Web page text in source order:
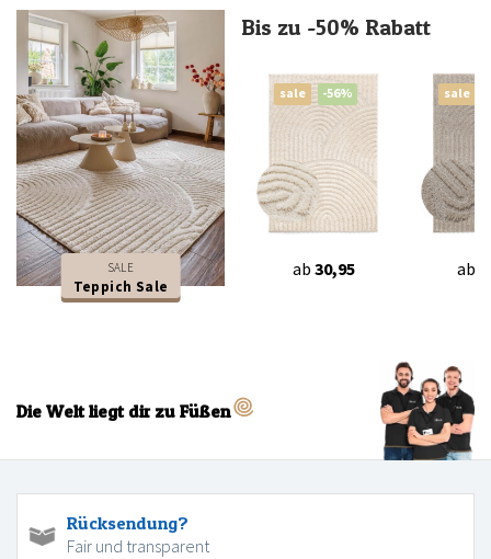
SALE
Teppich Sale
Bis zu -50% Rabatt
sale -56%
ab 30,95
sale
ab
Die Welt liegt dir zu Füßen
Rücksendung?
Fair und transparent